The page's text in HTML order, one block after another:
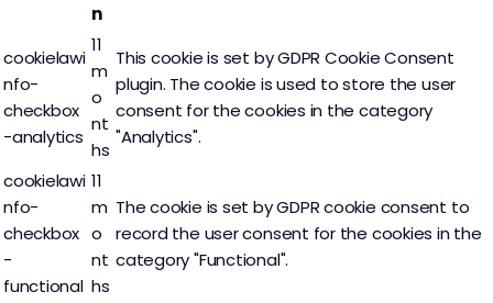
n
cookielawi
nfo-
checkbox
-analytics
11
m
o
nt
hs
This cookie is set by GDPR Cookie Consent
plugin. The cookie is used to store the user
consent for the cookies in the category
"Analytics".
cookielawi
nfo-
checkbox
-
functional
11
m
o
nt
hs
The cookie is set by GDPR cookie consent to
record the user consent for the cookies in the
category "Functional".